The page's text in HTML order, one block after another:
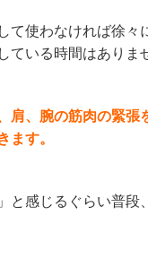
て使わなければ徐々
ている時間はありま
、腕の筋肉の緊張
ます。
と感じるぐらい普段